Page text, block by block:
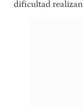
dificultad